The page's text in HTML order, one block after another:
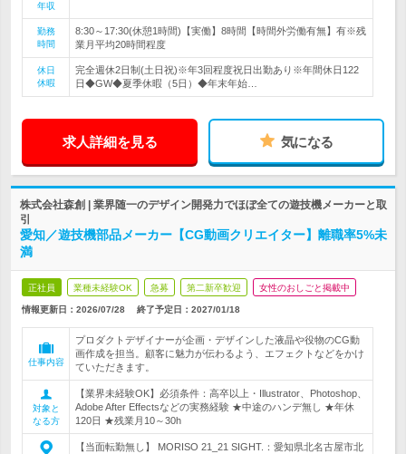
年収
勤務
時間
8:30～17:30(休憩1時間)【実働】8時間【時間外労働有無】有※残
業月平均20時間程度
休日
休暇
完全週休2日制(土日祝)※年3回程度祝日出勤あり※年間休日122
日◆GW◆夏季休暇（5日）◆年末年始…
求人詳細を見る 気になる
株式会社森創 | 業界随一のデザイン開発力でほぼ全ての遊技機メーカーと取
引
愛知／遊技機部品メーカー【CG動画クリエイター】離職率5%未
満
正社員 業種未経験OK 急募 第二新卒歓迎 女性のおしごと掲載中
情報更新日：2026/07/28 終了予定日： 2027/01/18
仕事内容
プロダクトデザイナーが企画・デザインした液晶や役物のCG動
画作成を担当。顧客に魅力が伝わるよう、エフェクトなどをかけ
ていただきます。
対象と
なる方
【業界未経験OK】必須条件：高卒以上・Illustrator、Photoshop、
Adobe After Effectsなどの実務経験 ★中途のハンデ無し ★年休
120日 ★残業月10～30h
【当面転勤無し】 MORISO 21_21 SIGHT.：愛知県北名古屋市北